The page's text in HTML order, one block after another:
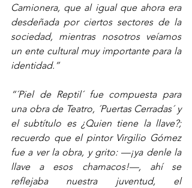
Camionera, que al igual que ahora era
desdeñada por ciertos sectores de la
sociedad, mientras nosotros veíamos
un ente cultural muy importante para la
identidad.”
“´Piel de Reptil´ fue compuesta para
una obra de Teatro, ´Puertas Cerradas´ y
el subtítulo es ¿Quien tiene la llave?;
recuerdo que el pintor Virgilio Gómez
fue a ver la obra, y grito: —¡ya denle la
llave a esos chamacos!—, ahí se
reflejaba nuestra juventud, el